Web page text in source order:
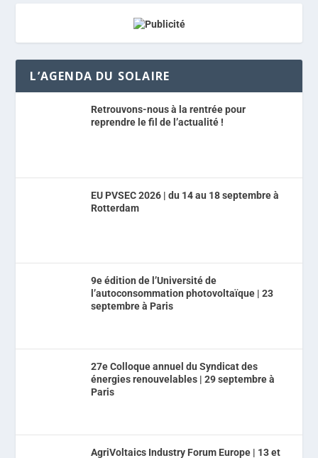
L’AGENDA DU SOLAIRE
Retrouvons-nous à la rentrée pour
reprendre le fil de l’actualité !
EU PVSEC 2026 | du 14 au 18 septembre à
Rotterdam
9e édition de l’Université de
l’autoconsommation photovoltaïque | 23
septembre à Paris
27e Colloque annuel du Syndicat des
énergies renouvelables | 29 septembre à
Paris
AgriVoltaics Industry Forum Europe | 13 et